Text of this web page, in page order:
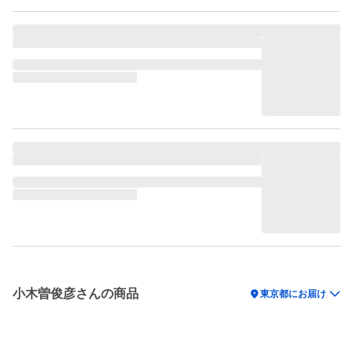
小木曽俊彦さんの商品 location_on東京都にお届け